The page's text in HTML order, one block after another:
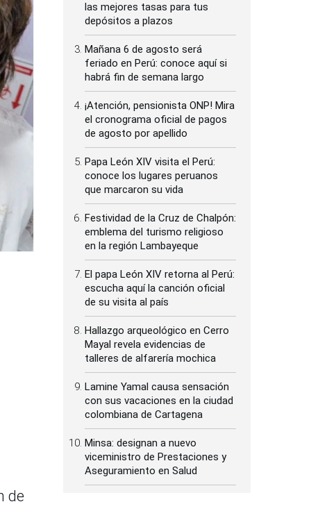
de
las mejores tasas para tus
depósitos a plazos
Mañana 6 de agosto será
feriado en Perú: conoce aquí si
habrá fin de semana largo
¡Atención, pensionista ONP! Mira
el cronograma oficial de pagos
de agosto por apellido
Papa León XIV visita el Perú:
conoce los lugares peruanos
que marcaron su vida
Festividad de la Cruz de Chalpón:
emblema del turismo religioso
en la región Lambayeque
El papa León XIV retorna al Perú:
escucha aquí la canción oficial
de su visita al país
Hallazgo arqueológico en Cerro
Mayal revela evidencias de
talleres de alfarería mochica
Lamine Yamal causa sensación
con sus vacaciones en la ciudad
colombiana de Cartagena
Minsa: designan a nuevo
viceministro de Prestaciones y
Aseguramiento en Salud